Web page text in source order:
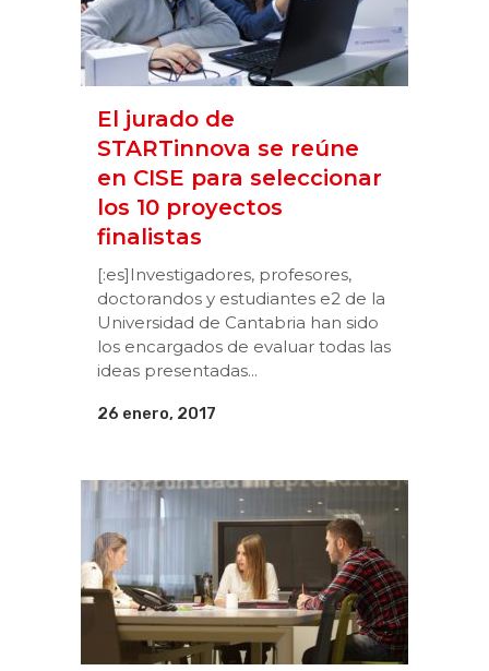
El jurado de
STARTinnova se reúne
en CISE para seleccionar
los 10 proyectos
finalistas
[:es]Investigadores, profesores,
doctorandos y estudiantes e2 de la
Universidad de Cantabria han sido
los encargados de evaluar todas las
ideas presentadas...
26 enero, 2017